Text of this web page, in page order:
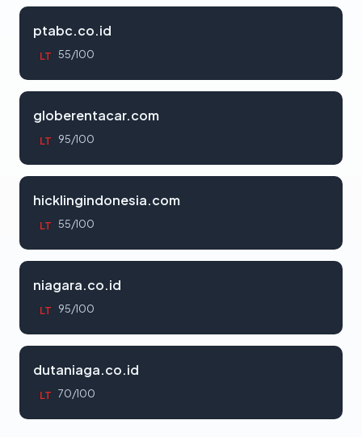
ptabc.co.id
LT 55/100
globerentacar.com
LT 95/100
hicklingindonesia.com
LT 55/100
niagara.co.id
LT 95/100
dutaniaga.co.id
LT 70/100